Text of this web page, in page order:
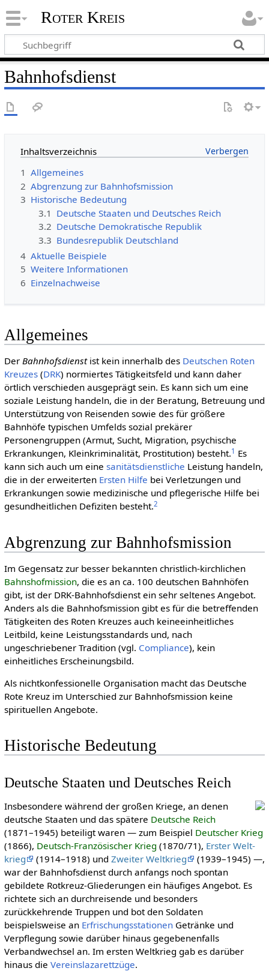
Roter Kreis
Bahnhofsdienst
Inhaltsverzeichnis
1 Allgemeines
2 Abgrenzung zur Bahnhofsmission
3 Historische Bedeutung
3.1 Deutsche Staaten und Deutsches Reich
3.2 Deutsche Demokratische Republik
3.3 Bundesrepublik Deutschland
4 Aktuelle Beispiele
5 Weitere Informationen
6 Einzelnachweise
Allgemeines
Der Bahnhofsdienstist kein innerhalb des Deut­schen Roten
Kreu­zes(DRK) normiertes Tätigkeitsfeld und kann daher
örtlich verschieden ausgeprägt sein. Es kann sich um eine
soziale Leistung handeln, die in der Beratung, Betreuung und
Unterstützung von Reisenden sowie des für größere
Bahnhöfe typischen Umfelds sozial prekärer
Personengruppen (Armut, Sucht, Migration, psychische
Erkrankungen, Kleinkriminalität, Prostitution) be­steht.1 Es
kann sich auch um eine sanitätsdienstliche Leistung handeln,
die in der erweiterten Ersten Hilfe bei Verletzungen und
Erkrankungen sowie medizinische und pflegerische Hilfe bei
gesundheitlichen Defiziten besteht.2
Abgrenzung zur Bahnhofsmission
Im Gegensatz zur besser bekannten christlich-kirchlichen
Bahnshofmission, die es an ca. 100 deutschen Bahnhöfen
gibt, ist der DRK-Bahnhofsdienst ein sehr seltenes Angebot.
Anders als die Bahnhofsmission gibt es für die betreffenden
Tätigkeiten des Roten Kreuzes auch keineeinheitliches
Leitbild, keine Leistungsstandards und, nach
ungeschriebener Tradition (vgl. Compliance), kein
einheitliches Erscheinungsbild.
Als nichtkonfessionelle Organisation macht das Deutsche
Rote Kreuz im Unterschied zur Bahnhofsmission keine
spirituellen Angebote.
Historische Bedeutung
Deutsche Staaten und Deutsches Reich
Insbesondere während der großen Kriege, an denen
deutsche Staaten und das spätere Deutsche Reich
(1871–1945) beteiligt waren — zum Beispiel Deutscher Krieg
(1866), Deutsch-Französischer Krieg (1870/71), Erster Welt­
krieg
(1914–1918) und Zweiter Weltkrieg
(1939–1945) —,
war der Bahnhofsdienst durch anfangs noch spontan
gebildete Rotkreuz-Gliederungen ein häufiges Angebot. Es
richtete sich an durchreisende und besonders
zurückkehrende Truppen und bot den Soldaten
beispielsweise an ErfrischungsstationenGetränke und
Verpflegung sowie darüber hinaus gegebenenfalls
Verbandwechsel an. Im ersten Weltkrieg gab es darüber
hinaus die Vereinslazarettzüge.